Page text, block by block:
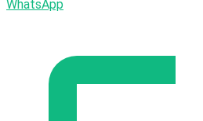
WhatsApp